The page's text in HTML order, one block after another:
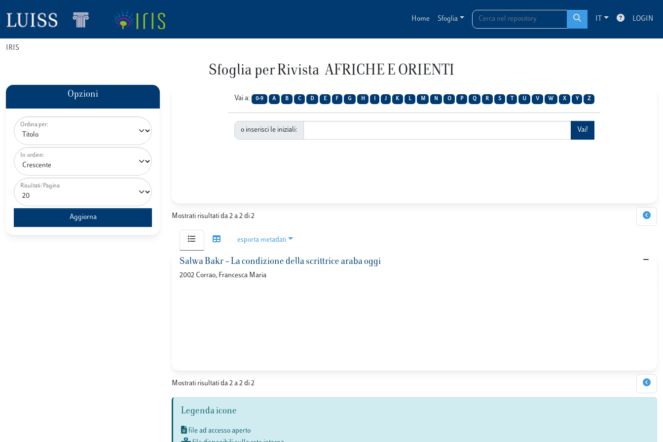
Home Sfoglia IT LOGIN
IRIS
Sfoglia per Rivista AFRICHE E ORIENTI
Opzioni
Ordina per:
In ordine:
Risultati/Pagina
Vai a: 0-9 A B C D E F G H J K L M N O P Q R S U V W X Y Z
o inserisci le iniziali:
Mostrati risultati da 2 a 2 di 2
esporta metadati
Salwa Bakr – La condizione della scrittrice araba oggi
2002 Corrao, Francesca Maria
Mostrati risultati da 2 a 2 di 2
Legenda icone
file ad accesso aperto